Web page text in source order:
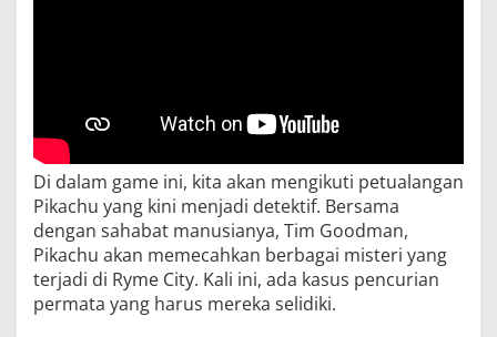
Di dalam game ini, kita akan mengikuti petualangan
Pikachu yang kini menjadi detektif. Bersama
dengan sahabat manusianya, Tim Goodman,
Pikachu akan memecahkan berbagai misteri yang
terjadi di Ryme City. Kali ini, ada kasus pencurian
permata yang harus mereka selidiki.